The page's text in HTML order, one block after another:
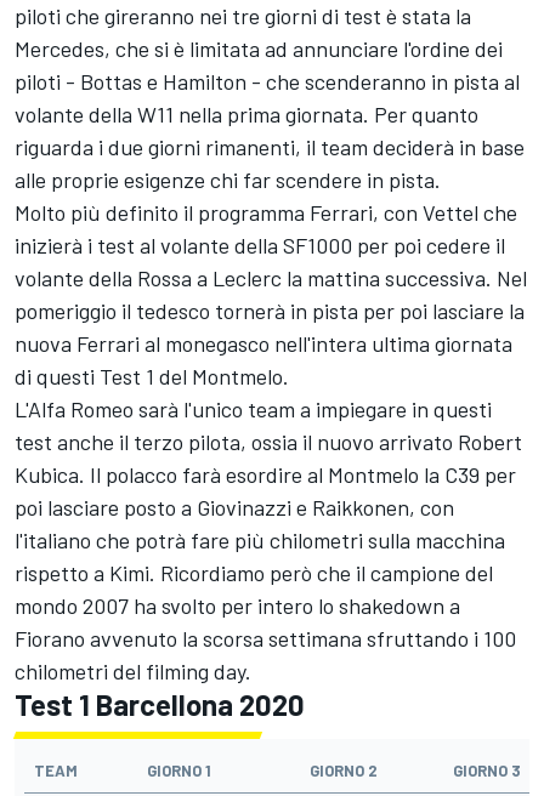
piloti che gireranno nei tre giorni di test è stata la
Mercedes, che si è limitata ad annunciare l'ordine dei
piloti - Bottas e Hamilton - che scenderanno in pista al
volante della W11 nella prima giornata. Per quanto
riguarda i due giorni rimanenti, il team deciderà in base
alle proprie esigenze chi far scendere in pista.
Molto più definito il programma Ferrari, con Vettel che
inizierà i test al volante della SF1000 per poi cedere il
volante della Rossa a Leclerc la mattina successiva. Nel
pomeriggio il tedesco tornerà in pista per poi lasciare la
nuova Ferrari al monegasco nell'intera ultima giornata
di questi Test 1 del Montmelo.
L'Alfa Romeo sarà l'unico team a impiegare in questi
test anche il terzo pilota, ossia il nuovo arrivato Robert
Kubica. Il polacco farà esordire al Montmelo la C39 per
poi lasciare posto a Giovinazzi e Raikkonen, con
l'italiano che potrà fare più chilometri sulla macchina
rispetto a Kimi. Ricordiamo però che il campione del
mondo 2007 ha svolto per intero lo shakedown a
Fiorano avvenuto la scorsa settimana sfruttando i 100
chilometri del filming day.
Test 1 Barcellona 2020
TEAM GIORNO 1 GIORNO 2 GIORNO 3